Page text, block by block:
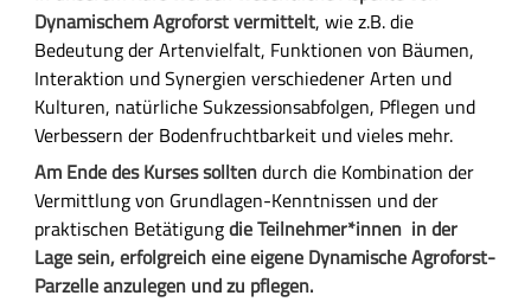
r
e
i
b
u
n
g
Dynamischem Agroforst vermittelt, wie z.B. die
Bedeutung der Artenvielfalt, Funktionen von Bäumen,
Interaktion und Synergien verschiedener Arten und
Kulturen, natürliche Sukzessionsabfolgen, Pflegen und
Verbessern der Bodenfruchtbarkeit und vieles mehr.
Am Ende des Kurses solltendurch die Kombination der
Vermittlung von Grundlagen-Kenntnissen und der
praktischen Betätigungdie Teilnehmer*innen in der
Lage sein, erfolgreich eine eigene Dynamische Agroforst-
Parzelle anzulegen und zu pflegen.